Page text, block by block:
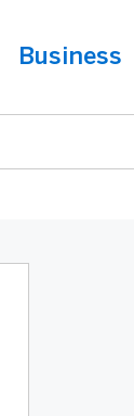
Business